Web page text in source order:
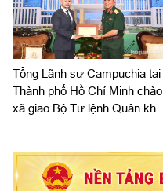
Tổng Lãnh sự Campuchia tại
Thành phố Hồ Chí Minh chào
xã giao Bộ Tư lệnh Quân khu